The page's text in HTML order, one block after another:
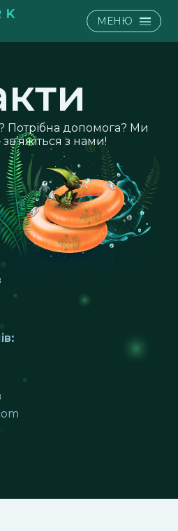
МЕНЮ
Потрібна допомога? Ми
з нами!